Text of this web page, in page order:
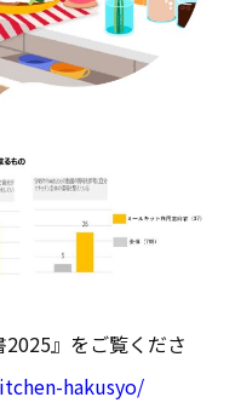
』をご覧くださ
hakusyo/